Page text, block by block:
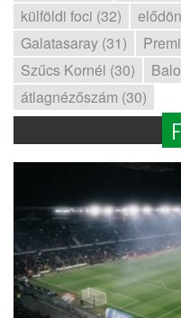
külföldi foci (32)
Galatasaray (31)
Szűcs Kornél (30)
átlagnézőszám (30)